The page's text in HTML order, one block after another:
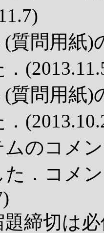
質問用紙)
質問用紙)
のコメ
た．コメ
締切は